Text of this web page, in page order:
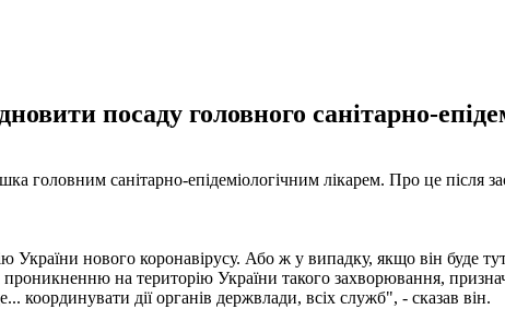
посаду головного санітарно-
головним санітарно-епідеміологічним лікарем. Про це після
нового коронавірусу. Або ж у випадку, якщо він буде
на територію України такого захворювання,
координувати дії органів держвлади, всіх служб", - сказав він.